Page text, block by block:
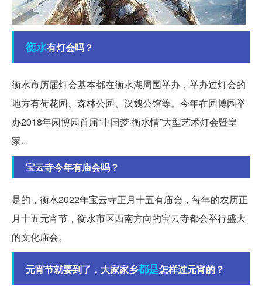
衡水有灯会吗？
衡水市历届灯会基本都在衡水湖周围举办，举办过灯会的
地方有荷花园、森林公园、汉魏公馆等。今年在园博园举
办2018年园博园首届“中国梦·衡水情”大型艺术灯会暨皇
家...
宝云寺今年有庙会吗？
是的，衡水2022年宝云寺正月十五有庙会，每年的农历正
月十五元宵节，衡水市区西南方向的宝云寺都会举行盛大
的文化庙会。
元宵节就要到了，大家家乡都是怎样过元宵的？